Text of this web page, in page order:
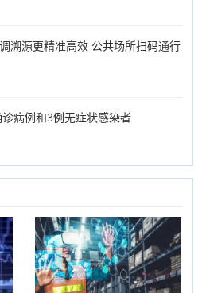
溯源更精准高效 公共场所扫码通行
病例和3例无症状感染者